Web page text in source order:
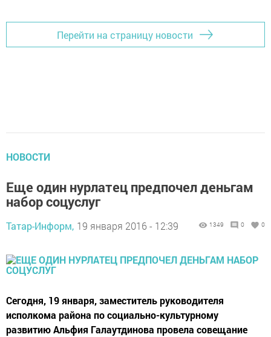
Перейти на страницу новости
НОВОСТИ
Еще один нурлатец предпочел деньгам
набор соцуслуг
Татар-Информ, 19 января 2016 - 12:39 1349 0 0
Сегодня, 19 января, заместитель руководителя
исполкома района по социально-культурному
развитию Альфия Галаутдинова провела совещание